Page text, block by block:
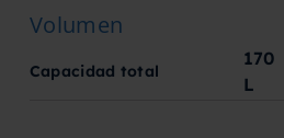
Volumen
Capacidad total
170
L